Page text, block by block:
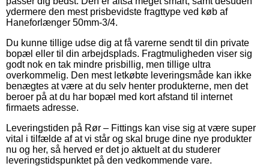
ydermere den mest prisbevidste fragttype ved køb af
Haneforlænger 50mm-3/4.
Du kunne tillige udse dig at få varerne sendt til din private
bopæl eller til din arbejdsplads. Fragtmuligheden viser sig
godt nok en tak mindre prisbillig, men tillige ultra
overkommelig. Den mest letkøbte leveringsmåde kan ikke
benægtes at være at du selv henter produkterne, men det
beroer på at du har bopæl med kort afstand til internet
firmaets adresse.
Leveringstiden på Rør – Fittings kan vise sig at være super
vital i tilfælde af at vi står og skal bruge dine nye produkter
nu og her, så herved er det jo aktuelt at du studerer
leveringstidspunktet på den vedkommende vare.